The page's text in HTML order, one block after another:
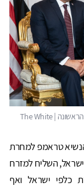
הנשיא טראמפ למחרת
השליח למזרח
כלפי ישראל ואף